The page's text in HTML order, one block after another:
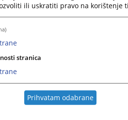
ili uskratiti pravo na korištenje
stranica
Prihvatam odabrane